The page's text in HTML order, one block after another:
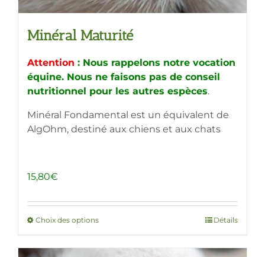
Minéral Maturité
Attention : Nous rappelons notre vocation
équine. Nous ne faisons pas de conseil
nutritionnel pour les autres espèces.
Minéral Fondamental est un équivalent de
AlgOhm, destiné aux chiens et aux chats
15,80€
Choix des optionsCe
a
Détails